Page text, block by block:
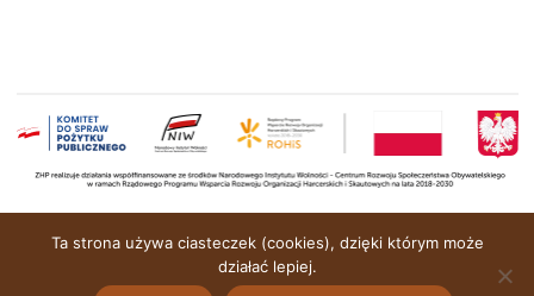
Ta strona używa ciasteczek (cookies), dzięki którym może
działać lepiej.